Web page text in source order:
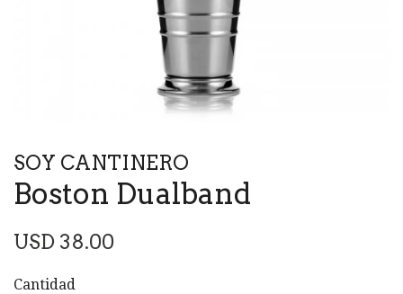
SOY CANTINERO
Boston Dualband
Precio
USD 38.00
Cantidad